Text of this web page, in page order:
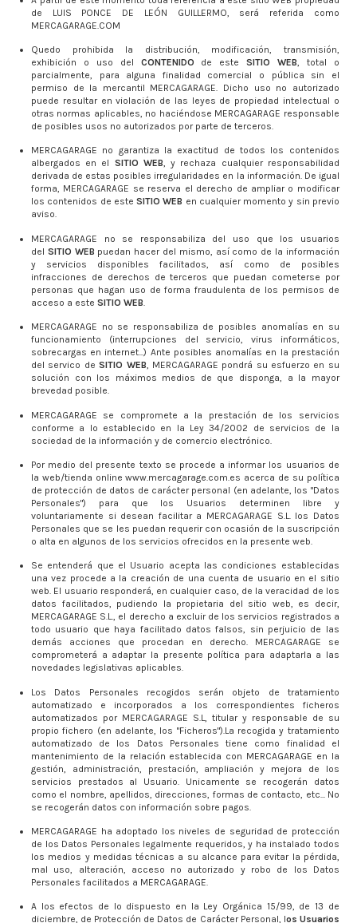
de LUIS PONCE DE LEÓN GUILLERMO, será referida como
MERCAGARAGE.COM
Quedo prohibida la distribución, modificación, transmisión,
exhibición o uso del
CONTENIDO de este SITIO WEB, total o
parcialmente, para alguna finalidad comercial o pública sin el
permiso de la mercantil MERCAGARAGE. Dicho uso no autorizado
puede resultar en violación de las leyes de propiedad intelectual o
otras normas aplicables, no haciéndose MERCAGARAGE responsable
de posibles usos no autorizados por parte de terceros.
MERCAGARAGE no garantiza la exactitud de todos los contenidos
albergados en el SITIO WEB, y rechaza cualquier responsabilidad
derivada de estas posibles irregularidades en la información. De igual
forma, MERCAGARAGE se reserva el derecho de ampliar o modificar
los contenidos de este SITIO WEB en cualquier momento y sin previo
aviso.
MERCAGARAGE
no se responsabiliza del uso que los usuarios
del SITIO WEB puedan hacer del mismo, así como de la información
y servicios disponibles facilitados, así como de posibles
infracciones de derechos de terceros que puedan cometerse por
personas que hagan uso de forma fraudulenta de los permisos de
acceso a este SITIO WEB.
MERCAGARAGE no se responsabiliza de posibles anomalías en su
funcionamiento (interrupciones del servicio, virus informáticos,
sobrecargas en internet...) Ante posibles anomalías en la prestación
del servico de SITIO WEB, MERCAGARAGE pondrá su esfuerzo en su
solución con los máximos medios de que disponga, a la mayor
brevedad posible.
MERCAGARAGE
se compromete a la prestación de los servicios
conforme a lo establecido en la Ley 34/2002 de servicios de la
sociedad de la información y de comercio electrónico.
Por medio del presente texto se procede a informar los usuarios de
la web/tienda online www.mercagarage.com.es acerca de su política
de protección de datos de carácter personal (en adelante, los "Datos
Personales") para que los Usuarios determinen libre y
voluntariamente si desean facilitar a MERCAGARAGE S.L. los Datos
Personales que se les puedan requerir con ocasión de la suscripción
o alta en algunos de los servicios ofrecidos en la presente web.
Se entenderá que el Usuario acepta las condiciones establecidas
una vez procede a la creación de una cuenta de usuario en el sitio
web. El usuario responderá, en cualquier caso, de la veracidad de los
datos facilitados, pudiendo la propietaria del sitio web, es decir,
MERCAGARAGE S.L., el derecho a excluir de los servicios registrados a
todo usuario que haya facilitado datos falsos, sin perjuicio de las
demás acciones que procedan en derecho. MERCAGARAGE se
comprometerá a adaptar la presente política para adaptarla a las
novedades legislativas aplicables.
Los Datos Personales recogidos serán objeto de tratamiento
automatizado e incorporados a los correspondientes ficheros
automatizados por MERCAGARAGE S.L, titular y responsable de su
propio fichero (en adelante, los "Ficheros").La recogida y tratamiento
automatizado de los Datos Personales tiene como finalidad el
mantenimiento de la relación establecida con MERCAGARAGE en la
gestión, administración, prestación, ampliación y mejora de los
servicios prestados al Usuario. Unicamente se recogerán datos
como el nombre, apellidos, direcciones, formas de contacto, etc... No
se recogerán datos con información sobre pagos.
MERCAGARAGE ha adoptado los niveles de seguridad de protección
de los Datos Personales legalmente requeridos, y ha instalado todos
los medios y medidas técnicas a su alcance para evitar la pérdida,
mal uso, alteración, acceso no autorizado y robo de los Datos
Personales facilitados a MERCAGARAGE.
A los efectos de lo dispuesto en la Ley Orgánica 15/99, de 13 de
diciembre, de Protección de Datos de Carácter Personal, los Usuarios